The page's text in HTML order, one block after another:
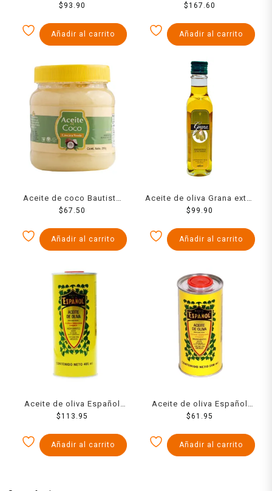
extra virgen 250 ml
$ 93.90
Añadir al carrito
extra virgen 500 ml
$167.60
Añadir al carrito
Aceite de coco Bautista
orgánico 250 g
$67.50
Añadir al carrito
Aceite de oliva Grana extra
virgen 256 ml
$ 99.90
Añadir al carrito
Aceite de oliva Español
extra virgen 405 ml
$113.95
Añadir al carrito
Aceite de oliva Español
extra virgen 200 ml
$61.95
Añadir al carrito